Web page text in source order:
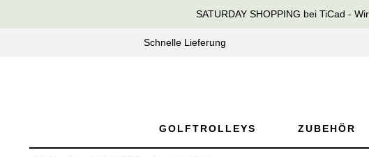
Zur Hauptnavigation springenSATURDAY SHOPPING bei TiCad -
Schnelle Lieferung
GOLFTROLLEYS ZUBEHÖR